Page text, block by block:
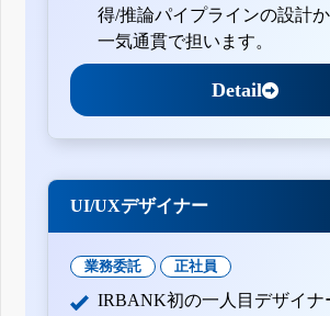
得/推論パイプラインの設計
一気通貫で担います。
Detail
UI/UXデザイナー
業務委託 正社員
IRBANK初の一人目デザイナ